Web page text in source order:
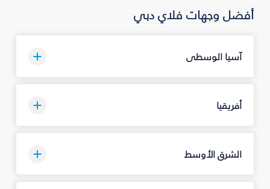
أفضل وجهات فلاي دبي
آسيا الوسطى
أفريقيا
الشرق الأوسط